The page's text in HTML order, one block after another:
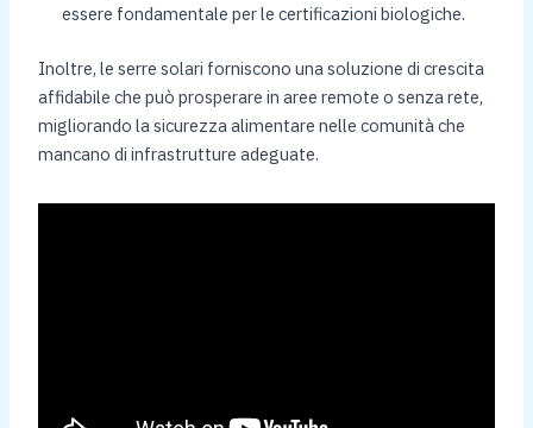
essere fondamentale per le certificazioni biologiche.
Inoltre, le serre solari forniscono una soluzione di crescita
affidabile che può prosperare in aree remote o senza rete,
migliorando la sicurezza alimentare nelle comunità che
mancano di infrastrutture adeguate.